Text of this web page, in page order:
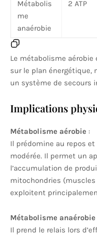
Métabolis
me
anaérobie
2 ATP
Le métabolisme
sur le plan énergétique,
un système de secours
Implications
Métabolisme aérobie :
Il prédomine au repos
modérée. Il permet un
l’accumulation de
mitochondries
exploitent
Métabolisme anaérobie
Il prend le relais lors